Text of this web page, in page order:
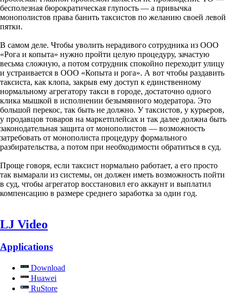
бесполезная бюрократическая глупость — а привычка
монополистов права банить таксистов по желанию своей левой
пятки.
В самом деле. Чтобы уволить нерадивого сотрудника из ООО
«Рога и копыта» нужно пройти целую процедуру, зачастую
весьма сложную, а потом сотрудник спокойно переходит улицу
и устраивается в ООО «Копыта и рога». А вот чтобы раздавить
таксиста, как клопа, закрыв ему доступ к единственному
нормальному агрегатору такси в городе, достаточно одного
клика мышкой в исполнении безымянного модератора. Это
большой перекос, так быть не должно. У таксистов, у курьеров,
у продавцов товаров на маркетплейсах и так далее должна быть
законодательная защита от монополистов — возможность
затребовать от монополиста процедуру формального
разбирательства, а потом при необходимости обратиться в суд.
Проще говоря, если таксист нормально работает, а его просто
так вымарали из системы, он должен иметь возможность пойти
в суд, чтобы агрегатор восстановил его аккаунт и выплатил
компенсацию в размере среднего заработка за один год.
LJ Video
Applications
Download
Huawei
RuStore